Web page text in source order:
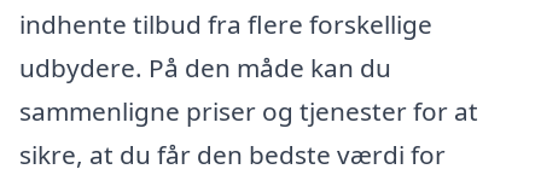
indhente tilbud fra flere forskellige
udbydere. På den måde kan du
sammenligne priser og tjenester for at
sikre, at du får den bedste værdi for